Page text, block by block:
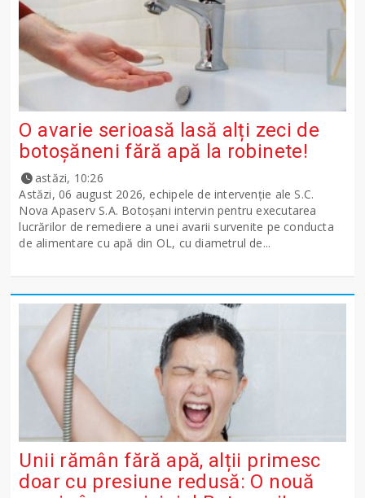
O avarie serioasă lasă alți zeci de
botoșăneni fără apă la robinete!
astăzi, 10:26
Astăzi, 06 august 2026, echipele de intervenție ale S.C.
Nova Apaserv S.A. Botoșani intervin pentru executarea
lucrărilor de remediere a unei avarii survenite pe conducta
de alimentare cu apă din OL, cu diametrul de...
Unii rămân fără apă, alții primesc
doar cu presiune redusă: O nouă